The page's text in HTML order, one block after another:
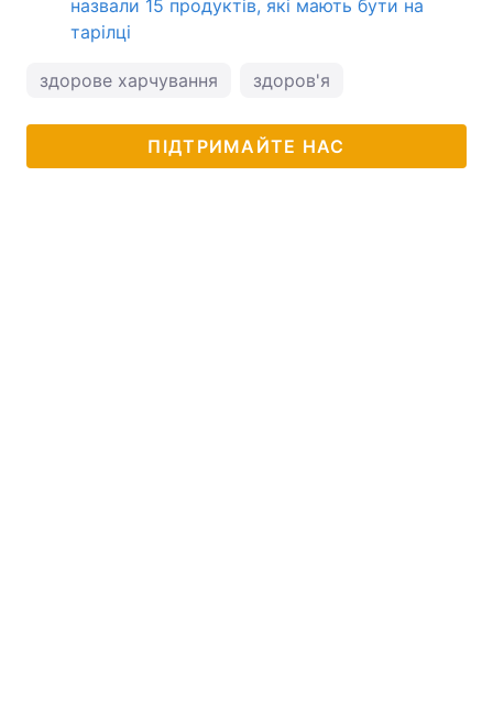
назвали 15 продуктів, які мають бути на
тарілці
здорове харчування здоров'я
ПІДТРИМАЙТЕ НАС